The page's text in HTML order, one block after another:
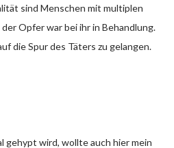
sind Menschen mit multiplen
Opfer war bei ihr in Behandlung.
die Spur des Täters zu gelangen.
gehypt wird, wollte auch hier mein